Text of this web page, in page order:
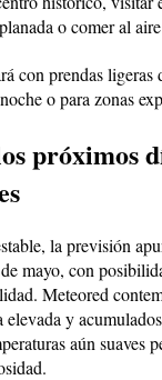
o comer al
con prendas ligeras
o para zonas
próximos
la previsión
mayo, con
Meteored
y
aún suaves